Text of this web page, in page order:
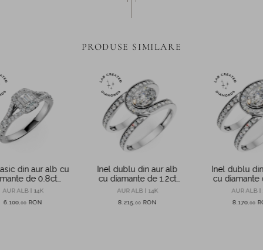
PRODUSE SIMILARE
din aur alb cu
de 0.8ct
in laborator
AUR ALB | 14K
6.100 00 RON
Inel dublu din aur alb
cu diamante de 1.2ct
create in laborator
AUR ALB | 14K
8.215 00 RON
Inel dublu
cu diamante
create in
AUR ALB |
8.170 00